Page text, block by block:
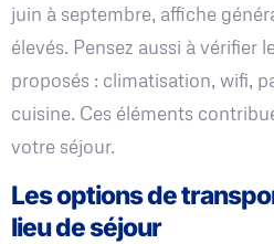
juin à septembre, affiche
élevés. Pensez aussi à vérifier
proposés : climatisation, wifi,
cuisine. Ces éléments
votre séjour.
Les options de
lieu de séjour